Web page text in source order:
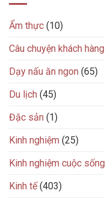
Ẩm thực (10)
Câu chuyện khách hàng
Dạy nấu ăn ngon (65)
Du lịch (45)
Đặc sản (1)
Kinh nghiệm (25)
Kinh nghiệm cuộc sống
Kinh tế(403)